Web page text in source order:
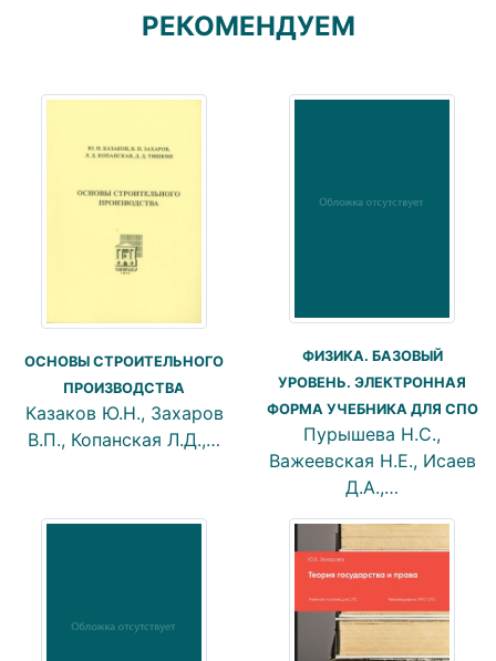
РЕКОМЕНДУЕМ
ОСНОВЫ СТРОИТЕЛЬНОГО
ПРОИЗВОДСТВА
Казаков Ю.Н., Захаров
В.П., Копанская Л.Д.,…
ФИЗИКА. БАЗОВЫЙ
УРОВЕНЬ. ЭЛЕКТРОННАЯ
ФОРМА УЧЕБНИКА ДЛЯ СПО
Пурышева Н.С.,
Важеевская Н.Е., Исаев
Д.А.,…